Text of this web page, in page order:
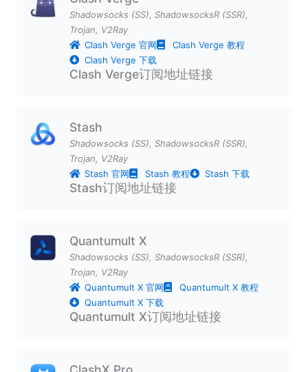
Shadowsocks (SS), ShadowsocksR (SSR),
Trojan, V2Ray
Clash Verge 官网
Clash Verge 教程
Clash Verge 下载
Clash Verge订阅地址链接
Stash
Shadowsocks (SS), ShadowsocksR (SSR),
Trojan, V2Ray
Stash 官网
Stash 教程 Stash 下载
Stash订阅地址链接
Quantumult X
Shadowsocks (SS), ShadowsocksR (SSR),
Trojan, V2Ray
Quantumult X 官网
Quantumult X 教程
Quantumult X 下载
Quantumult X订阅地址链接